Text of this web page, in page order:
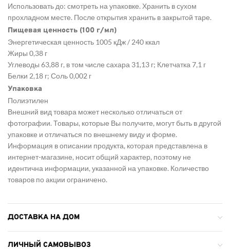
Использовать до: смотреть на упаковке. Хранить в сухом
прохладном месте. После открытия хранить в закрытой таре.
Пищевая ценность (100 г/мл)
Энергетическая ценность 1005 кДж / 240 ккал
Жиры 0,38 г
Углеводы 63,88 г, в том числе сахара 31,13 г; Клетчатка 7,1 г
Белки 2,18 г; Соль 0,002 г
Упаковка
Полиэтилен
Внешний вид товара может несколько отличаться от
фотографии. Товары, которые Вы получите, могут быть в другой
упаковке и отличаться по внешнему виду и форме.
Информация в описании продукта, которая представлена в
интернет-магазине, носит общий характер, поэтому не
идентична информации, указанной на упаковке. Количество
товаров по акции ограничено.
ДОСТАВКА НА ДОМ
ЛИЧНЫЙ САМОВЫВОЗ